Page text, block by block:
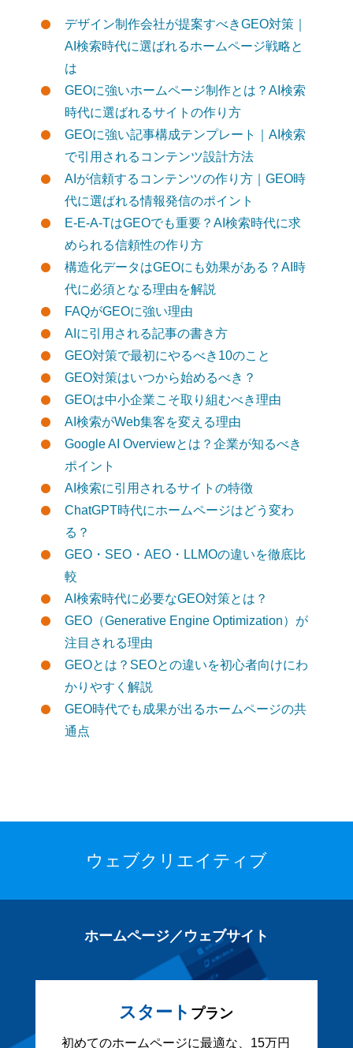
デザイン制作会社が提案すべきGEO対策｜
AI検索時代に選ばれるホームページ戦略と
は
GEOに強いホームページ制作とは？AI検索
時代に選ばれるサイトの作り方
GEOに強い記事構成テンプレート｜AI検索
で引用されるコンテンツ設計方法
AIが信頼するコンテンツの作り方｜GEO時
代に選ばれる情報発信のポイント
E-E-A-TはGEOでも重要？AI検索時代に求
められる信頼性の作り方
構造化データはGEOにも効果がある？AI時
代に必須となる理由を解説
FAQがGEOに強い理由
AIに引用される記事の書き方
GEO対策で最初にやるべき10のこと
GEO対策はいつから始めるべき？
GEOは中小企業こそ取り組むべき理由
AI検索がWeb集客を変える理由
Google AI Overviewとは？企業が知るべき
ポイント
AI検索に引用されるサイトの特徴
ChatGPT時代にホームページはどう変わ
る？
GEO・SEO・AEO・LLMOの違いを徹底比
較
AI検索時代に必要なGEO対策とは？
GEO（Generative Engine Optimization）が
注目される理由
GEOとは？SEOとの違いを初心者向けにわ
かりやすく解説
GEO時代でも成果が出るホームページの共
通点
ウェブクリエイティブ
ホームページ／ウェブサイト
スタート プラン
初めてのホームページに最適な、15万円